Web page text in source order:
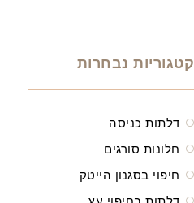
קטגוריות נבחרות
דלתות כניסה
חלונות סורגים
חיפוי בסגנון הייטק